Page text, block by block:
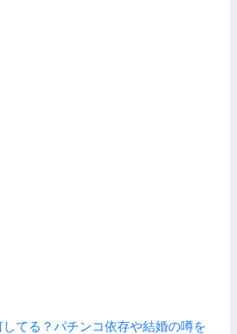
てる？パチンコ依存や結婚の噂を